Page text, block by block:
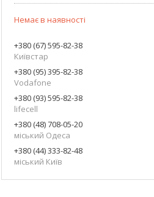
Немає в наявності
+380 (67) 595-82-38
Київстар
+380 (95) 395-82-38
Vodafone
+380 (93) 595-82-38
lifecell
+380 (48) 708-05-20
міський Одеса
+380 (44) 333-82-48
міський Київ